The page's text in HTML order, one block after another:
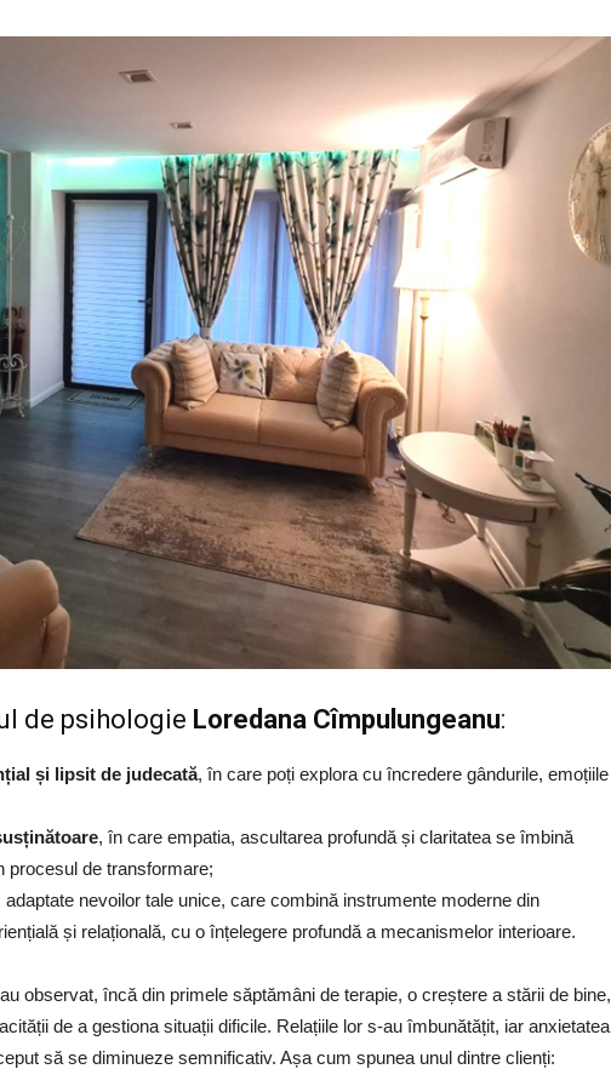
de psihologie Loredana Cîmpulungeanu:
țial și lipsit de judecată, în care poți explora cu încredere gândurile, emoțiile
ținătoare, în care empatia, ascultarea profundă și claritatea se îmbină
procesul de transformare;
adaptate nevoilor tale unice, care combină instrumente moderne din
și relațională, cu o înțelegere profundă a mecanismelor interioare.
observat, încă din primele săptămâni de terapie, o creștere a stării de bine,
de a gestiona situații dificile. Relațiile lor s-au îmbunătățit, iar anxietatea
să se diminueze semnificativ. Așa cum spunea unul dintre clienți: